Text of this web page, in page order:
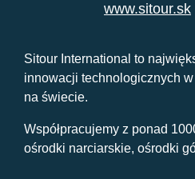
www.sitour.sk
Sitour International to
innowacji technologicznych
na świecie.
Współpracujemy z ponad
ośrodki narciarskie, ośrodki